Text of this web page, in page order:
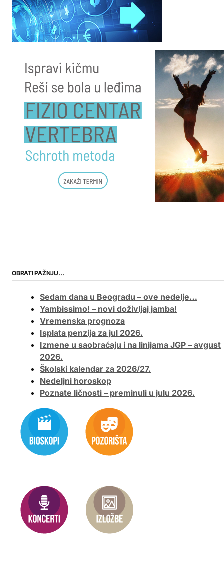
OBRATI PAŽNJU…
Sedam dana u Beogradu – ove nedelje…
Yambissimo! – novi doživljaj jamba!
Vremenska prognoza
Isplata penzija za jul 2026.
Izmene u saobraćaju i na linijama JGP – avgust
2026.
Školski kalendar za 2026/27.
Nedeljni horoskop
Poznate ličnosti – preminuli u julu 2026.